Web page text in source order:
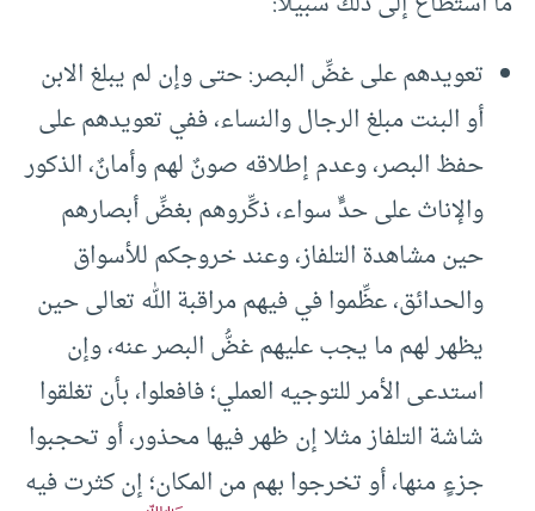
تعويدهم على غضِّ البصر: حتى وإن لم يبلغ الابن
أو البنت مبلغ الرجال والنساء، ففي تعويدهم على
حفظ البصر، وعدم إطلاقه صونٌ لهم وأمانٌ، الذكور
والإناث على حدٍّ سواء، ذكِّروهم بغضِّ أبصارهم
حين مشاهدة التلفاز، وعند خروجكم للأسواق
والحدائق، عظِّموا في فيهم مراقبة الله تعالى حين
يظهر لهم ما يجب عليهم غضُّ البصر عنه، وإن
استدعى الأمر للتوجيه العملي؛ فافعلوا، بأن تغلقوا
شاشة التلفاز مثلا إن ظهر فيها محذور، أو تحجبوا
جزءٍ منها، أو تخرجوا بهم من المكان؛ إن كثرت فيه